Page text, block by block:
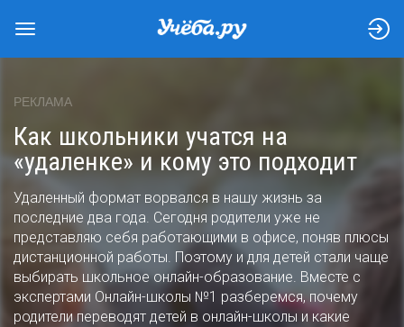
РЕКЛАМА
Как школьники учатся на
«удаленке» и кому это подходит
Удаленный формат ворвался в нашу жизнь за
последние два года. Сегодня родители уже не
представляю себя работающими в офисе, поняв плюсы
дистанционной работы. Поэтому и для детей стали чаще
выбирать школьное онлайн-образование. Вместе с
экспертами Онлайн-школы №1 разберемся, почему
родители переводят детей в онлайн-школы и какие